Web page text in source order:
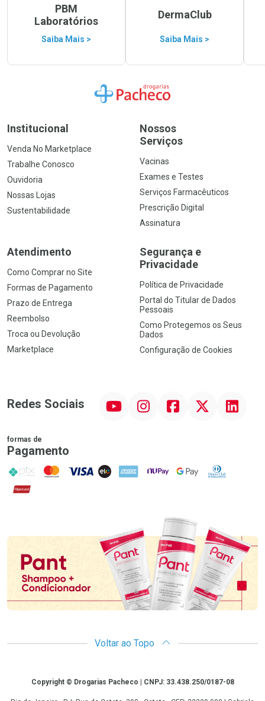
PBM
Laboratórios
Saiba Mais >
DermaClub
Saiba Mais >
Ir para a Home
Institucional
Venda No Marketplace
Trabalhe Conosco
Ouvidoria
Nossas Lojas
Sustentabilidade
Nossos
Serviços
Vacinas
Exames e Testes
Serviços Farmacêuticos
Prescrição Digital
Assinatura
Atendimento
Como Comprar no Site
Formas de Pagamento
Prazo de Entrega
Reembolso
Troca ou Devolução
Marketplace
Segurança e
Privacidade
Política de Privacidade
Portal do Titular de Dados
Pessoais
Como Protegemos os Seus
Dados
Configuração de Cookies
Redes Sociais InstagramFacebookTwitter Linkedin
formas de
Pagamento
PIX MasterCard
VISA ELO AMEX NuPay Google PayDiners Club
Hipercard
Promoção em Destaque
Voltar ao Topo
CopyrightCopyright © Drogarias Pacheco | CNPJ: 33.438.250/0187-08